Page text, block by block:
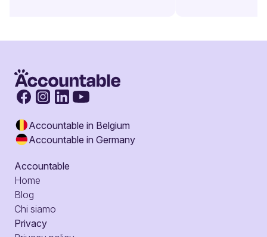
Accountable in Belgium
Accountable in Germany
Accountable
Home
Blog
Chi siamo
Privacy